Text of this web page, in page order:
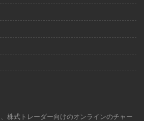
株式トレーダー向けのオンラインのチャー